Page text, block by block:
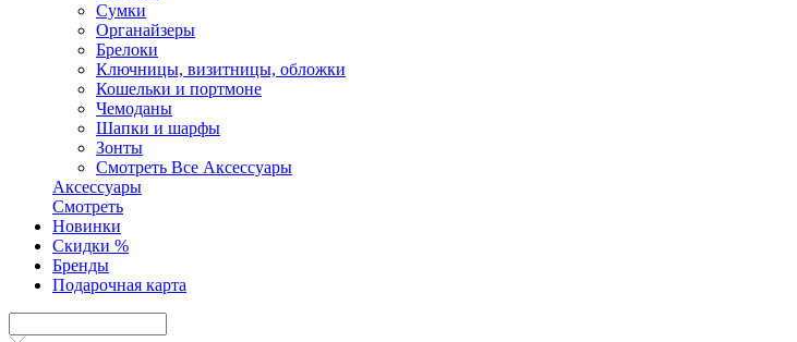
Сумки
Органайзеры
Брелоки
Ключницы, визитницы, обложки
Кошельки и портмоне
Чемоданы
Шапки и шарфы
Зонты
Смотреть Все Аксесcуары
Аксесcуары
Смотреть
Новинки
Скидки %
Бренды
Подарочная карта